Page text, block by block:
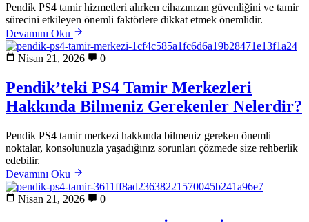
Pendik PS4 tamir hizmetleri alırken cihazınızın güvenliğini ve tamir
sürecini etkileyen önemli faktörlere dikkat etmek önemlidir.
Devamını Oku
Nisan 21, 2026 0
Pendik’teki PS4 Tamir Merkezleri
Hakkında Bilmeniz Gerekenler Nelerdir?
Pendik PS4 tamir merkezi hakkında bilmeniz gereken önemli
noktalar, konsolunuzla yaşadığınız sorunları çözmede size rehberlik
edebilir.
Devamını Oku
Nisan 21, 2026 0